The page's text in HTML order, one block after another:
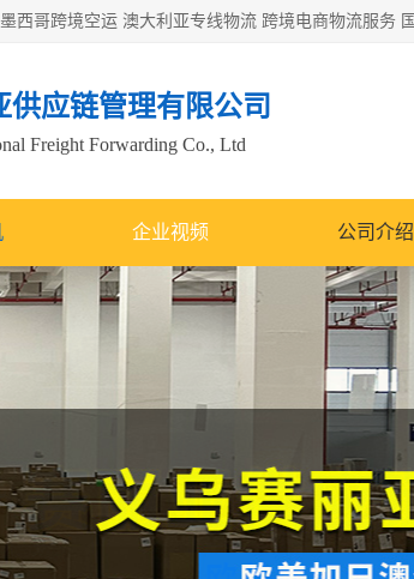
供应链管理有限公司
Freight Forwarding Co., Ltd
企业视频 公司介绍